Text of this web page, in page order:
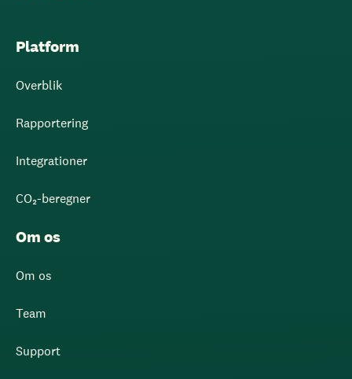
Platform
Overblik
Rapportering
Integrationer
CO₂-beregner
Om os
Om os
Team
Support